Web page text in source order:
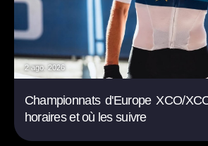
2 ago. 2026
Championnats d'Europe XCO/
horaires et où les suivre